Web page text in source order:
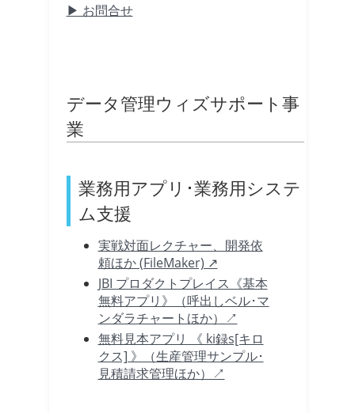
▶ お問合せ
データ管理ウィズサポート事
業
業務用アプリ･業務用システ
ム支援
実戦対面レクチャー、開発依
頼ほか (FileMaker) ↗
JBI プロダクトプレイス《基本
無料アプリ》（呼出しベル･マ
ンダラチャートほか）↗
無料見本アプリ 《 ki録s[キロ
クス] 》（生産管理サンプル･
見積請求管理ほか）↗